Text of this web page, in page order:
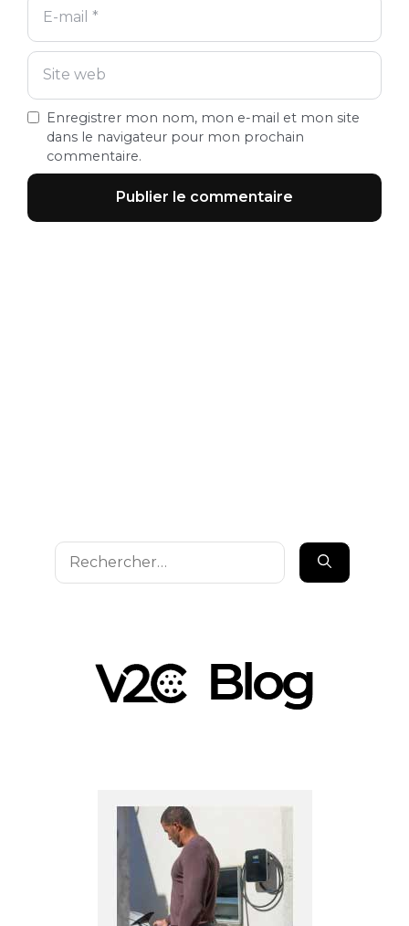
Enregistrer mon nom, mon e-mail et mon site
dans le navigateur pour mon prochain
commentaire.
Rechercher :